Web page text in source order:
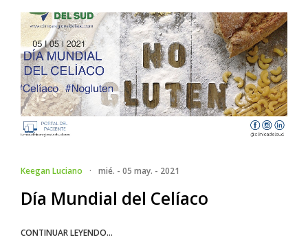
Keegan Luciano · mié. - 05 may. - 2021
Día Mundial del Celíaco
CONTINUAR LEYENDO...